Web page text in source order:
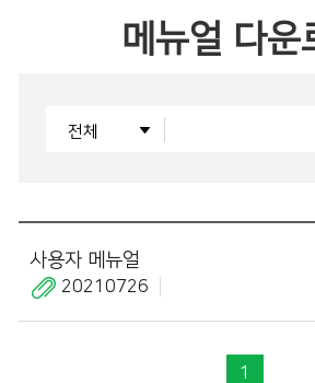
메뉴얼 다운
사용자 메뉴얼
20210726
1